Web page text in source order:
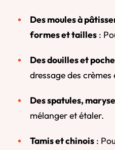
Des moules à
formes et tailles :
Des douilles et
dressage des
Des spatules,
mélanger et étaler.
Tamis et chinois :